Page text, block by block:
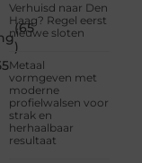
(65
)
Verhuisd naar Den
Haag? Regel eerst
nieuwe sloten
Metaal
vormgeven met
moderne
profielwalsen voor
strak en
herhaalbaar
resultaat